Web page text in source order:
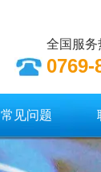
全国服务
0769-
常见问题